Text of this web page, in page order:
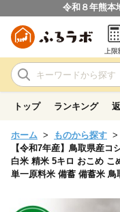
令和８年熊本
上
トップ ランキング
ホーム ものから探す
【令和7年産】鳥取県産
白米 精米 5キロ おこめ こ
単一原料米 備蓄 備蓄米